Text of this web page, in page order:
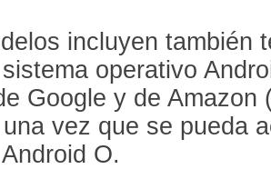
incluyen también
operativo
Google y de Amazon
vez que se pueda
O.